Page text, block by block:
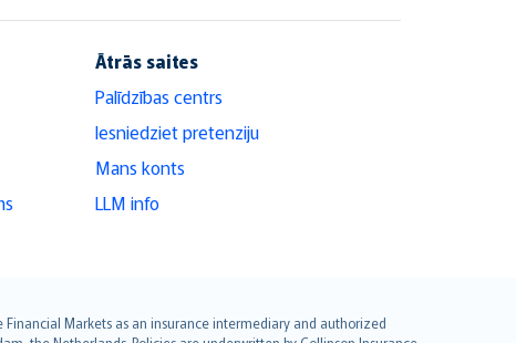
Ātrās saites
Palīdzības centrs
Iesniedziet pretenziju
Mans konts
LLM info
Financial Markets as an insurance intermediary and authorized